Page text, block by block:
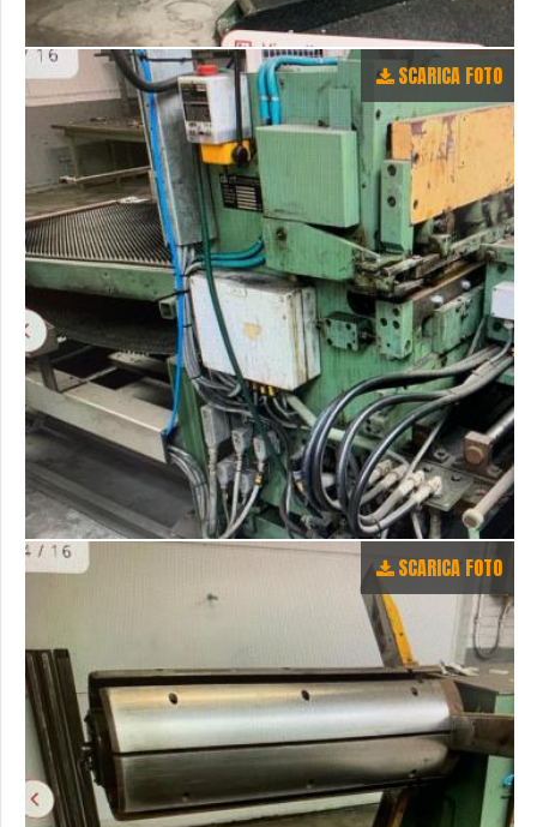
SCARICA FOTO
SCARICA FOTO